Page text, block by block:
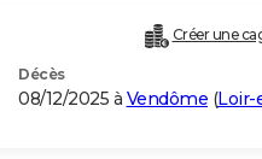
Créer une
Décès
08/12/2025 à Vendôme (Loir-